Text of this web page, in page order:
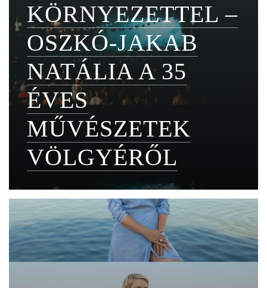
KÖRNYEZETTEL –
OSZKÓ-JAKAB
NATÁLIA A 35
ÉVES
MŰVÉSZETEK
VÖLGYÉRŐL